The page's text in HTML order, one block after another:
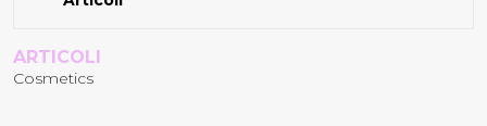
ARTICOLI
Cosmetics